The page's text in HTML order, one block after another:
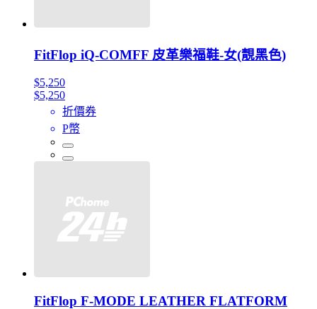
FitFlop iQ-COMFF 皮革樂福鞋-女(靚黑色)
$5,250
$5,250
折價券
P幣
FitFlop F-MODE LEATHER FLATFORM